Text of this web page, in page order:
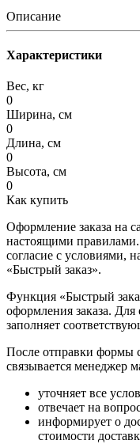
Описание
Характеристики
Вес, кг
0
Ширина, см
0
Длина, см
0
Высота, см
0
Как купить
Оформление заказа на
настоящими правилами.
согласие с условиями,
«Быстрый заказ».
Функция «Быстрый
оформления заказа. Для
заполняет
После отправки формы
связывается менеджер
уточняет все
отвечает на
информирует о
стоимости